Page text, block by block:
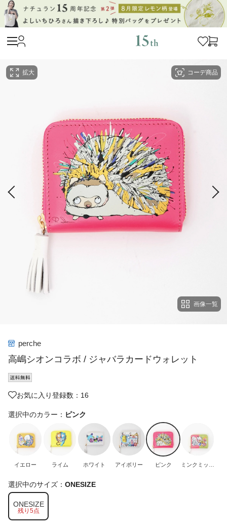
コーデ商品
拡大
画像一覧
perche
高嶋シオンコラボ / ジャバラカードウォレット
お気に入り登録数：16
選択中のカラー： ピンク
イエロー ライム ホワイト アイボリー ピンク
ミンクミック
選択中のサイズ： ONESIZE
ONESIZE
残り5点